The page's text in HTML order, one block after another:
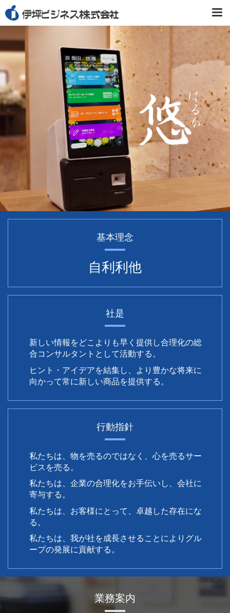
基本理念
自利利他
社是
新しい情報をどこよりも早く提供し合理化の総
合コンサルタントとして活動する。
ヒント・アイデアを結集し、より豊かな将来に
向かって常に新しい商品を提供する。
行動指針
私たちは、物を売るのではなく、心を売るサー
ビスを売る。
私たちは、企業の合理化をお手伝いし、会社に
寄与する。
私たちは、お客様にとって、卓越した存在にな
る。
私たちは、我が社を成長させることによりグル
ープの発展に貢献する。
業務案内